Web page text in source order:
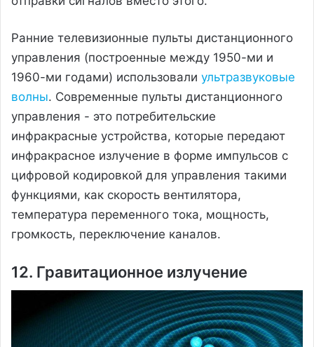
Ранние телевизионные пульты дистанционного
управления (построенные между 1950-ми и
1960-ми годами) использовали ультразвуковые
волны. Современные пульты дистанционного
управления - это потребительские
инфракрасные устройства, которые передают
инфракрасное излучение в форме импульсов с
цифровой кодировкой для управления такими
функциями, как скорость вентилятора,
температура переменного тока, мощность,
громкость, переключение каналов.
12. Гравитационное излучение